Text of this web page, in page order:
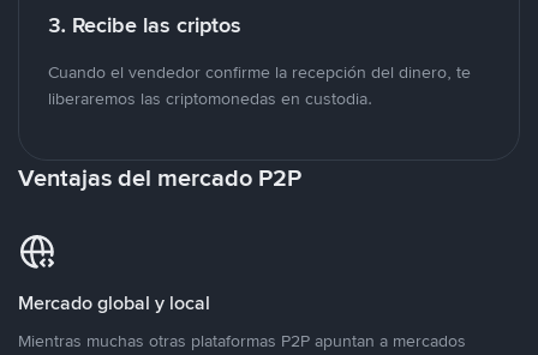
3. Recibe las criptos
Cuando el vendedor confirme la recepción del dinero, te
liberaremos las criptomonedas en custodia.
Ventajas del mercado P2P
Mercado global y local
Mientras muchas otras plataformas P2P apuntan a mercados